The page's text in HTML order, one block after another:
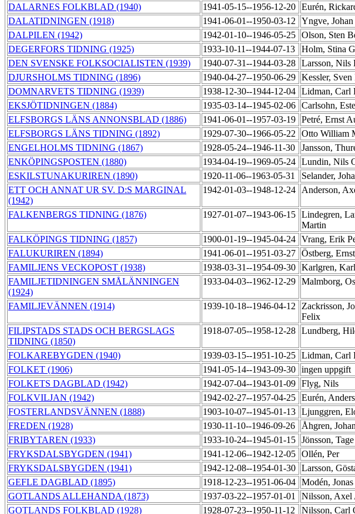
DALARNES FOLKBLAD (1940) 1941-05-15--1956-12-20 Eurén,
DALATIDNINGEN (1918) 1941-06-01--1950-03-12 Yngve,
DALPILEN (1942) 1942-01-10--1946-05-25 Olson, Sten
DEGERFORS TIDNING (1925) 1933-10-11--1944-07-13 Holm, Stina
DEN SVENSKE FOLKSOCIALISTEN (1939) 1940-07-31--1944-03-28 Larsson, Nils
DJURSHOLMS TIDNING (1896) 1940-04-27--1950-06-29 Kessler,
DOMNARVETS TIDNING (1939) 1938-12-30--1944-12-04 Lidman, Carl
EKSJÖTIDNINGEN (1884) 1935-03-14--1945-02-06 Carlsohn,
ELFSBORGS LÄNS ANNONSBLAD (1886) 1941-06-01--1957-03-19 Petré, Ernst
ELFSBORGS LÄNS TIDNING (1892) 1929-07-30--1966-05-22 Otto William
ENGELHOLMS TIDNING (1867) 1928-05-24--1946-11-30 Jansson,
ENKÖPINGSPOSTEN (1880) 1934-04-19--1969-05-24 Lundin, Nils
ESKILSTUNAKURIREN (1890) 1920-11-06--1963-05-31 Selander,
ETT OCH ANNAT UR SV. D:S MARGINAL
(1942)
1942-01-03--1948-12-24 Anderson,
FALKENBERGS TIDNING (1876) 1927-01-07--1943-06-15 Lindegren,
Martin
FALKÖPINGS TIDNING (1857) 1900-01-19--1945-04-24 Vrang, Erik
FALUKURIREN (1894) 1941-06-01--1951-03-27 Östberg,
FAMILJENS VECKOPOST (1938) 1938-03-31--1954-09-30 Karlgren,
FAMILJETIDNINGEN SMÅLÄNNINGEN
(1924)
1933-04-03--1962-12-29 Malmborg,
FAMILJEVÄNNEN (1914) 1939-10-18--1946-04-12
Zackrisson,
Felix
FILIPSTADS STADS OCH BERGSLAGS
TIDNING (1850)
1918-07-05--1958-12-28 Lundberg,
FOLKAREBYGDEN (1940) 1939-03-15--1951-10-25 Lidman, Carl
FOLKET (1906) 1941-05-14--1943-09-30 ingen uppgift
FOLKETS DAGBLAD (1942) 1942-07-04--1943-01-09 Flyg, Nils
FOLKVILJAN (1942) 1942-02-27--1957-04-25 Eurén,
FOSTERLANDSVÄNNEN (1888) 1903-10-07--1945-01-13 Ljunggren,
FREDEN (1928) 1930-11-10--1946-09-26 Åhgren,
FRIBYTAREN (1933) 1933-10-24--1945-01-15 Jönsson,
FRYKSDALSBYGDEN (1941) 1941-12-06--1942-12-05 Ollén, Per
FRYKSDALSBYGDEN (1941) 1942-12-08--1954-01-30 Larsson,
GEFLE DAGBLAD (1895) 1918-12-23--1951-06-04 Modén,
GOTLANDS ALLEHANDA (1873) 1937-03-22--1957-01-01 Nilsson, Axel
GOTLANDS FOLKBLAD (1928) 1928-07-23--1950-11-12 Nilsson, Carl